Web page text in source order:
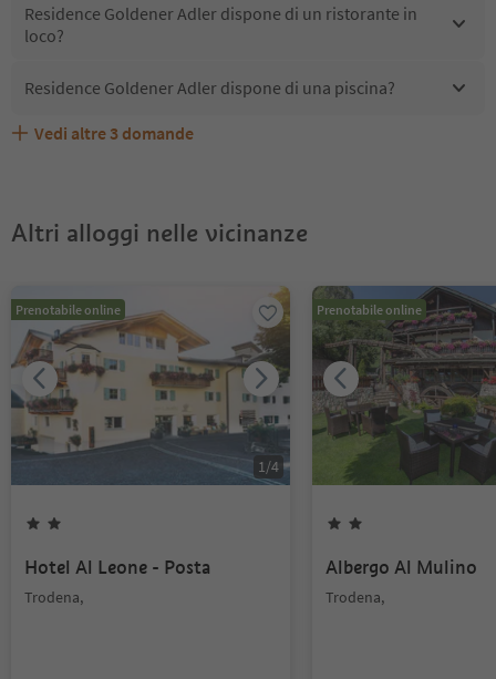
Residence Goldener Adler dispone di un ristorante in
loco?
Residence Goldener Adler dispone di una piscina?
Residence Goldener Adler accetta animali domestici?
Quali servizi/attività sono disponibili presso Residence
Gli ospiti di Residence Goldener Adler ricevono l'Alto
Vedi altre 3 domande
Altri alloggi nelle vicinanze
Prenotabile online
1 /4
Hotel Al Leone - Posta
Trodena,
Prenotabile online
Albergo Al Mulino
Trodena,